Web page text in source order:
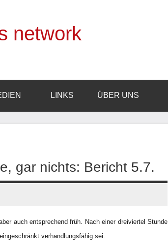
network
LINKS ÜBER UNS
gar nichts: Bericht 5.7.
auch entsprechend früh. Nach einer dreiviertel Stunde
verhandlungsfähig sei.